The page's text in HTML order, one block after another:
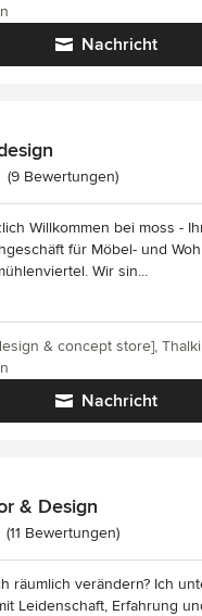
Nachricht
Bewertung: 5 von 5
(9 Bewertungen)
Willkommen bei moss -
für Möbel- und
Wir sin...
Nachricht
& concept store],
& Design
Bewertung: 4.9 von 5
(11 Bewertungen)
räumlich verändern? Ich
Leidenschaft, Erfahrung